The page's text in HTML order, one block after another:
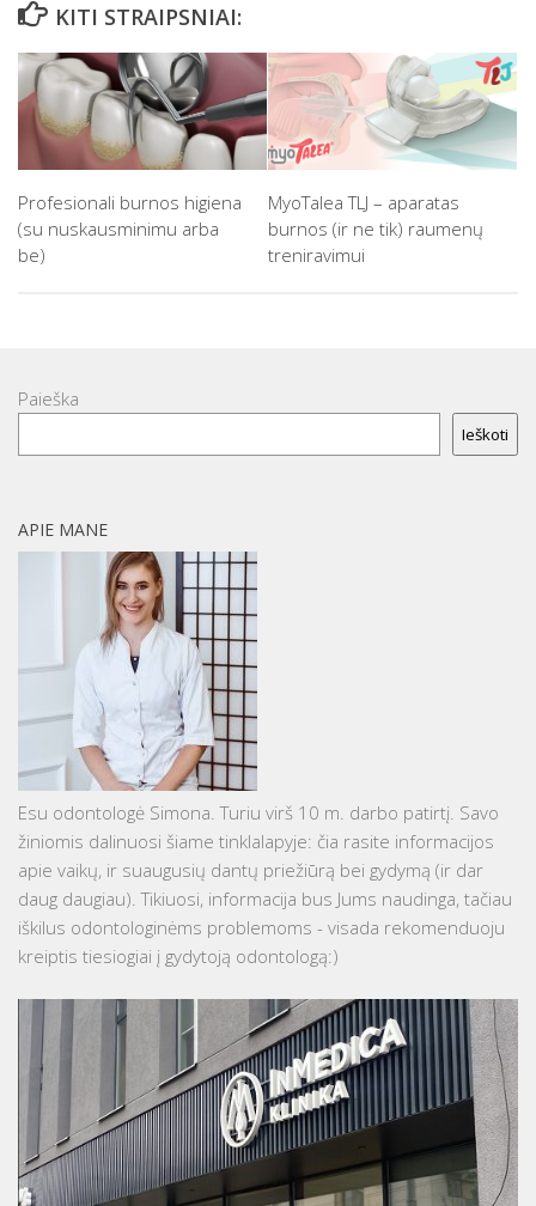
KITI STRAIPSNIAI:
Profesionali burnos higiena
(su nuskausminimu arba
be)
MyoTalea TLJ – aparatas
burnos (ir ne tik) raumenų
treniravimui
Paieška
Ieškoti
APIE MANE
Esu odontologė Simona. Turiu virš 10 m. darbo patirtį. Savo
žiniomis dalinuosi šiame tinklalapyje: čia rasite informacijos
apie vaikų, ir suaugusių dantų priežiūrą bei gydymą (ir dar
daug daugiau). Tikiuosi, informacija bus Jums naudinga, tačiau
iškilus odontologinėms problemoms - visada rekomenduoju
kreiptis tiesiogiai į gydytoją odontologą:)